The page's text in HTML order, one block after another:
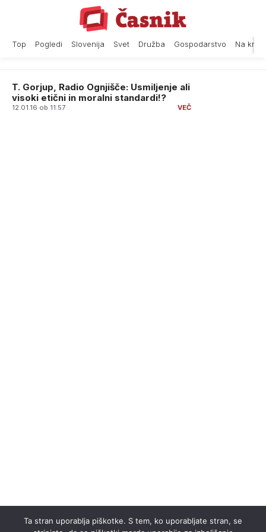
Top Pogledi Slovenija Svet Družba Gospodarstvo Na
T. Gorjup, Radio Ognjišče: Usmiljenje ali
visoki etični in moralni standardi!?
12.01.16 ob 11:57
Ta stran uporablja piškotke. S tem, ko uporabljate stran, se